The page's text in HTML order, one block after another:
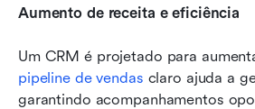
Aumento de receita e eficiência
pipeline de vendas claro ajuda a
garantindo acompanhamentos